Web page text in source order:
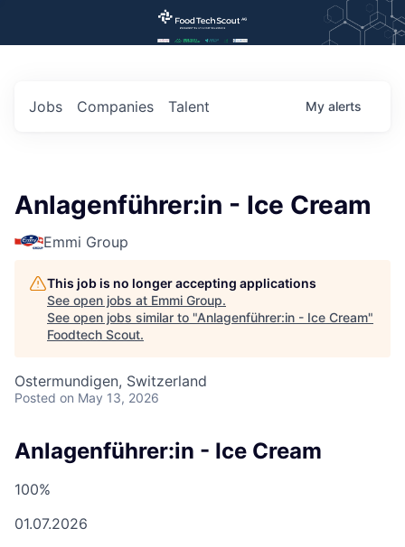
Jobs Companies Talent My alerts
Anlagenführer:in - Ice Cream
Emmi Group
This job is no longer accepting applications
See open jobs at Emmi Group.
See open jobs similar to "Anlagenführer:in - Ice Cream"
Foodtech Scout.
Ostermundigen, Switzerland
Posted on May 13, 2026
Anlagenführer:in - Ice Cream
100%
01.07.2026